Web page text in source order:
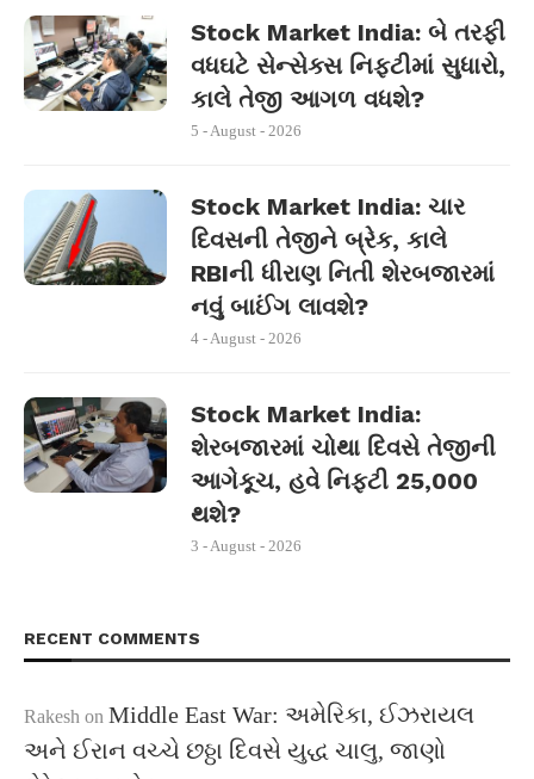
Stock Market India: બે તરફી
વધઘટે સેન્સેક્સ નિફ્ટીમાં સુધારો,
કાલે તેજી આગળ વધશે?
5 - August - 2026
Stock Market India: ચાર
દિવસની તેજીને બ્રેક, કાલે
RBIની ધીરાણ નિતી શેરબજારમાં
નવું બાઈંગ લાવશે?
4 - August - 2026
Stock Market India:
શેરબજારમાં ચોથા દિવસે તેજીની
આગેકૂચ, હવે નિફ્ટી 25,000
થશે?
3 - August - 2026
RECENT COMMENTS
Rakesh on Middle East War: અમેરિકા, ઈઝરાયલ
અને ઈરાન વચ્ચે છઠ્ઠા દિવસે યુદ્ધ ચાલુ, જાણો